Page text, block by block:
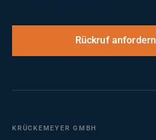
Rückruf anfordern
KRÜCKEMEYER GMBH